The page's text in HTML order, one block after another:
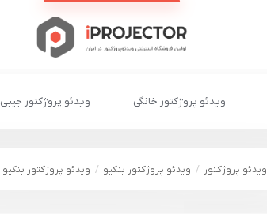
ویدئو پروژکتور خانگی ویدئو پروژکتور جیبی
ویدئو پروژکتور ویدئو پروژکتور بنکیو ویدئو پروژکتور بنکیو BENQ TK800